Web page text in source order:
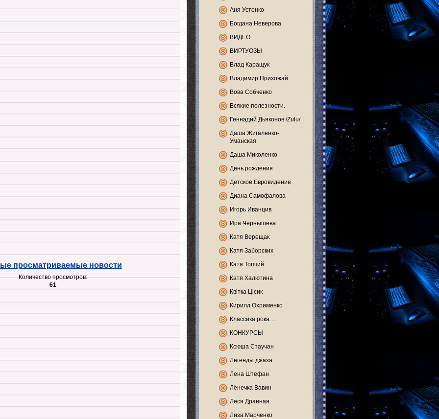
просматриваемые новости
Количество просмотров:
61
Аня Устенко
Богдана Неверова
ВИДЕО
ВИРТУОЗЫ
Влад Каращук
Владимир Прихожай
Вова Собченко
Всякие полезности.
Геннадий Дьяконов /Zulu/
Даша Жигаленко-
Уманская
Даша Миколенко
День рождения
Детское Евровидение
Диана Самофалова
Игорь Иванцив
Ира Чернышева
Катя Верещак
Катя Заборских
Катя Топчий
Катя Халютина
Квітка Цісик
Кирилл Охрименко
Классика рока…
КОНКУРСЫ
Ксюша Стаучан
Легенды джаза
Лена Штефан
Лёнечка Вавин
Леся Дранная
Лиза Марченко